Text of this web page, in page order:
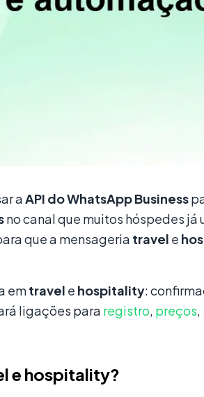
a API do WhatsApp Business
no canal que muitos hóspedes já
que a mensageria travel e
emtravel e hospitality:
ligações para registro preços
e hospitality?